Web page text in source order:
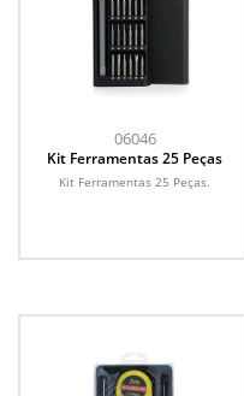
06046
Kit Ferramentas 25 Peças
Kit Ferramentas 25 Peças.